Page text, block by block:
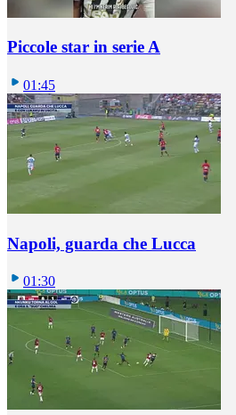
Piccole star in serie A
01:45
Napoli, guarda che Lucca
01:30